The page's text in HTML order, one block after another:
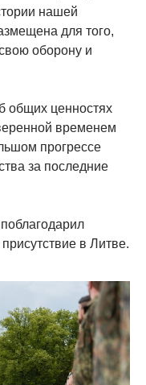
нашей
для того,
оборону и
общих ценностях
временем
прогрессе
за последние
в Литве.